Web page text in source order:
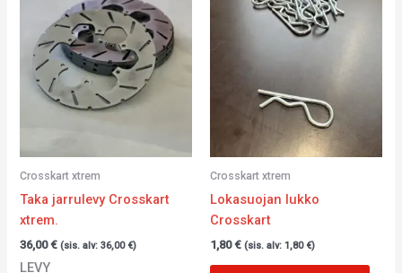
Crosskart xtrem
Taka jarrulevy Crosskart
xtrem.
36,00€ (sis. alv:36,00 €)
LEVY
Crosskart xtrem
Lokasuojan lukko
Crosskart
1,80€ (sis. alv: 1,80 €)